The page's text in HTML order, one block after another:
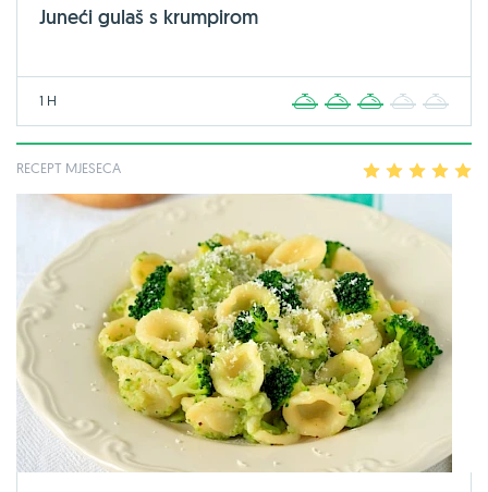
Juneći gulaš s krumpirom
1 H 2 3 4
RECEPT MJESECA 2 3 4